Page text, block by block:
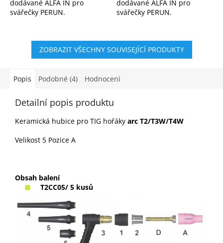
dodávané ALFA IN pro
svářečky PERUN.
dodávané ALFA IN pro
svářečky PERUN.
ZOBRAZIT VŠECHNY SOUVISEJÍCÍ PRODUKTY
Popis Podobné (4) Hodnocení
Detailní popis produktu
Keramická hubice pro TIG hořáky arc T2/T3W/T4W
Velikost 5 Pozice A
Obsah balení
T2CC05/ 5 kusů